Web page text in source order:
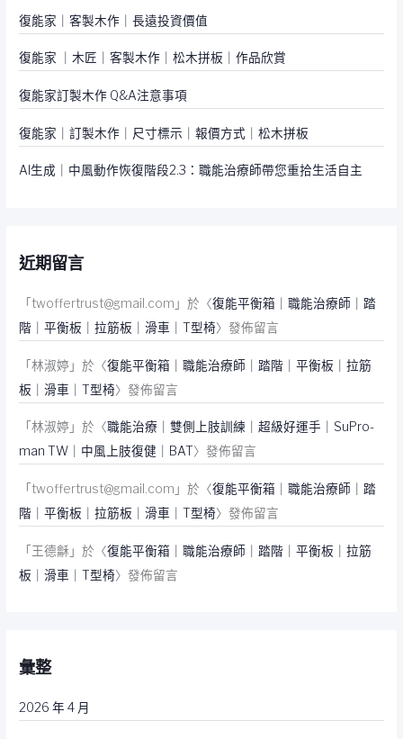
復能家｜客製木作｜長遠投資價值
復能家 ｜木匠｜客製木作｜松木拼板｜作品欣賞
復能家訂製木作 Q&A注意事項
復能家｜訂製木作｜尺寸標示｜報價方式｜松木拼板
AI生成｜中風動作恢復階段2.3：職能治療師帶您重拾生活自主
近期留言
「twoffertrust@gmail.com 」於〈復能平衡箱｜職能治療師｜踏
階｜平衡板｜拉筋板｜滑車｜T型椅〉發佈留言
「林淑婷 」於〈復能平衡箱｜職能治療師｜踏階｜平衡板｜拉筋
板｜滑車｜T型椅〉發佈留言
「林淑婷 」於〈職能治療｜雙側上肢訓練｜超級好運手｜SuPro-
man TW｜中風上肢復健｜BAT〉發佈留言
「twoffertrust@gmail.com 」於〈復能平衡箱｜職能治療師｜踏
階｜平衡板｜拉筋板｜滑車｜T型椅〉發佈留言
「王德龢 」於〈復能平衡箱｜職能治療師｜踏階｜平衡板｜拉筋
板｜滑車｜T型椅〉發佈留言
彙整
2026 年 4 月